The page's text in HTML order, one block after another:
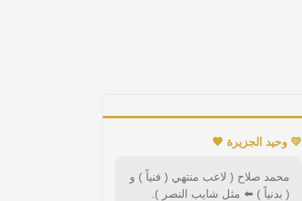
💛 وحيد الجزيرة 🖤
محمد صلاح ( لاعب منتهي ( فنياً ) و
( بدنياً ) ⬅️ مثل شايب النصر ).